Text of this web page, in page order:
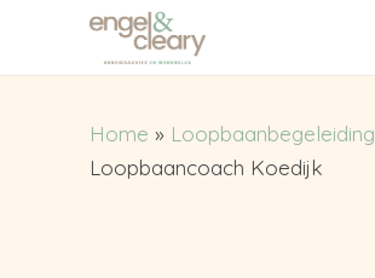
Home » Loopbaanbegeleiding
Loopbaancoach Koedijk